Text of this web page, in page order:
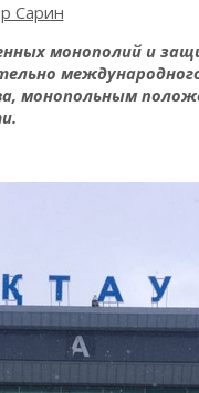
Сарин
монополий и
монопольным